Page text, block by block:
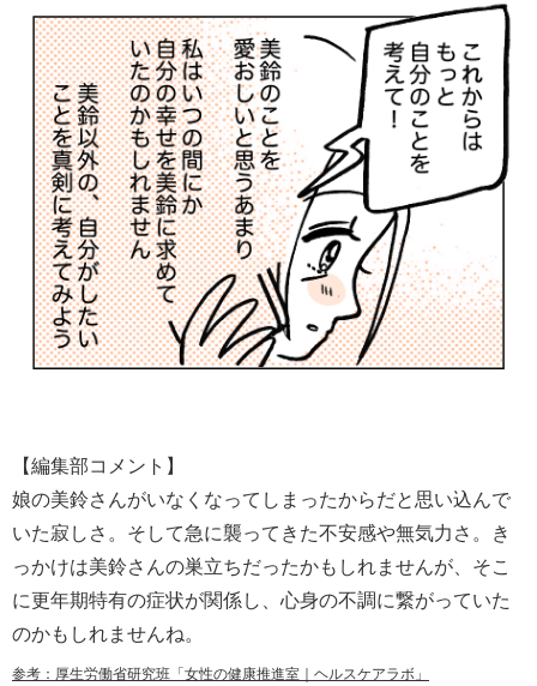
【編集部コメント】
娘の美鈴さんがいなくなってしまったからだと思い込んで
いた寂しさ。そして急に襲ってきた不安感や無気力さ。き
っかけは美鈴さんの巣立ちだったかもしれませんが、そこ
に更年期特有の症状が関係し、心身の不調に繋がっていた
のかもしれませんね。
参考：厚生労働省研究班「女性の健康推進室｜ヘルスケアラボ」